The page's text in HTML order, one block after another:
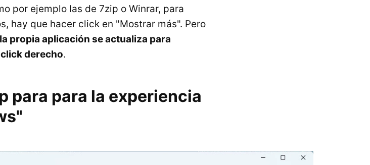
por ejemplo las de 7zip o Winrar, para
hay que hacer click en "Mostrar más". Pero
propia aplicación se actualiza para
derecho.
para para la experiencia